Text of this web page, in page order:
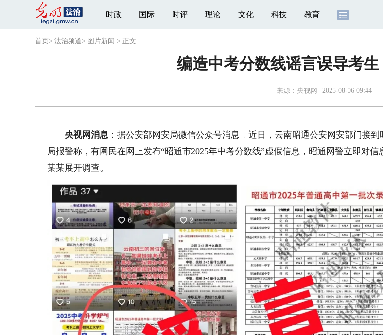
时政 国际 时评 理论 文化 科技 教育
首页 > 法治频道> 图片新闻 > 正文
编造中考分数线谣言误导考
来源： 央视网 2025-08-06 09:44
央视网消息 ：据公安部网安局微信公众号消息，近日，云南昭通公安网安部门接到
局报警称，有网民在网上发布“昭通市2025年中考分数线”虚假信息，昭通网警立即对信
某某展开调查。